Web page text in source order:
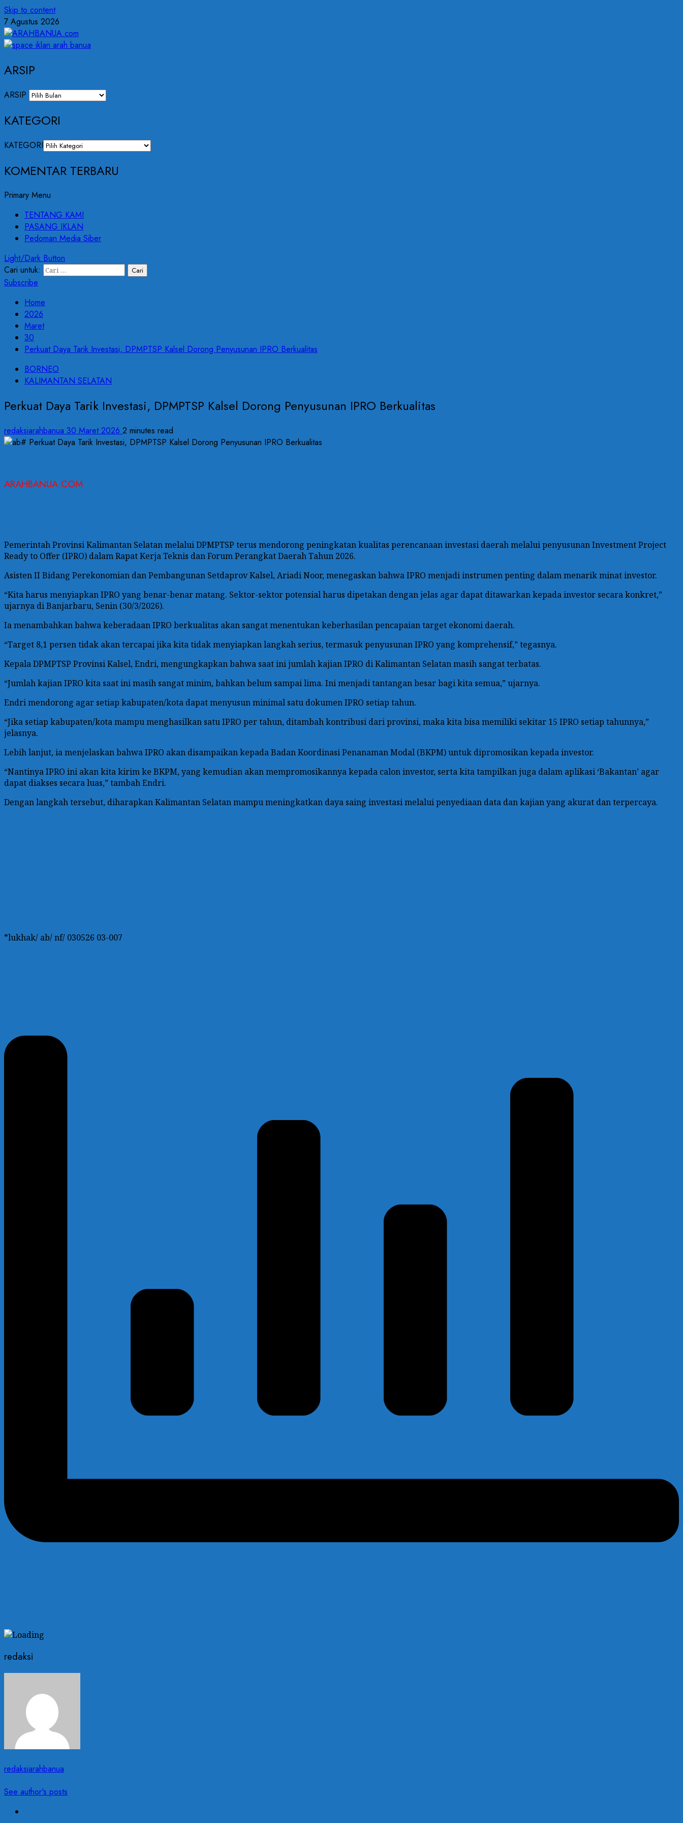
Skip to content
7 Agustus 2026
ARSIP
ARSIP
KATEGORI
KATEGORI
KOMENTAR TERBARU
Primary Menu
TENTANG KAMI
PASANG IKLAN
Pedoman Media Siber
Light/Dark Button
Cari untuk:
Subscribe
Home
2026
Maret
30
Perkuat Daya Tarik Investasi, DPMPTSP Kalsel Dorong Penyusunan IPRO Berkualitas
BORNEO
KALIMANTAN SELATAN
Perkuat Daya Tarik Investasi, DPMPTSP Kalsel Dorong Penyusunan IPRO Berkualitas
redaksiarahbanua 30 Maret 2026 2 minutes read
ARAHBANUA.COM
Pemerintah Provinsi Kalimantan Selatan melalui DPMPTSP terus mendorong peningkatan kualitas perencanaan investasi daerah melalui penyusunan Investment Project
Ready to Offer (IPRO) dalam Rapat Kerja Teknis dan Forum Perangkat Daerah Tahun 2026.
Asisten II Bidang Perekonomian dan Pembangunan Setdaprov Kalsel, Ariadi Noor, menegaskan bahwa IPRO menjadi instrumen penting dalam menarik minat investor.
“Kita harus menyiapkan IPRO yang benar-benar matang. Sektor-sektor potensial harus dipetakan dengan jelas agar dapat ditawarkan kepada investor secara konkret,”
ujarnya di Banjarbaru, Senin (30/3/2026).
Ia menambahkan bahwa keberadaan IPRO berkualitas akan sangat menentukan keberhasilan pencapaian target ekonomi daerah.
“Target 8,1 persen tidak akan tercapai jika kita tidak menyiapkan langkah serius, termasuk penyusunan IPRO yang komprehensif,” tegasnya.
Kepala DPMPTSP Provinsi Kalsel, Endri, mengungkapkan bahwa saat ini jumlah kajian IPRO di Kalimantan Selatan masih sangat terbatas.
“Jumlah kajian IPRO kita saat ini masih sangat minim, bahkan belum sampai lima. Ini menjadi tantangan besar bagi kita semua,” ujarnya.
Endri mendorong agar setiap kabupaten/kota dapat menyusun minimal satu dokumen IPRO setiap tahun.
“Jika setiap kabupaten/kota mampu menghasilkan satu IPRO per tahun, ditambah kontribusi dari provinsi, maka kita bisa memiliki sekitar 15 IPRO setiap tahunnya,”
jelasnya.
Lebih lanjut, ia menjelaskan bahwa IPRO akan disampaikan kepada Badan Koordinasi Penanaman Modal (BKPM) untuk dipromosikan kepada investor.
“Nantinya IPRO ini akan kita kirim ke BKPM, yang kemudian akan mempromosikannya kepada calon investor, serta kita tampilkan juga dalam aplikasi ‘Bakantan’ agar
dapat diakses secara luas,” tambah Endri.
Dengan langkah tersebut, diharapkan Kalimantan Selatan mampu meningkatkan daya saing investasi melalui penyediaan data dan kajian yang akurat dan terpercaya.
*lukhak/ ab/ nf/ 030526 03-007
redaksi
redaksiarahbanua
See author's posts